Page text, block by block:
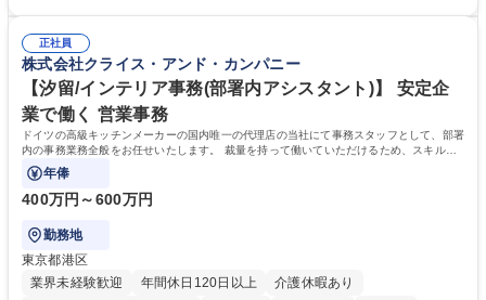
添ってサービス提供できることが魅力 募集職種 【リモート/カスタマーサ
クセス】平日夕方以降を中心にリモートワークで対応
境に貢献したい■改善提案や改善アクション等新しいことに意欲がある方
【英語（語学力）】■翻訳ツールを用い英語でコミュニケーションをとる
ことに抵抗がない方■英語は話せなくても問題はありませんが、英語が話
せますと、よりチャンスが広がります。※日本語がネイティブレベル必須
学歴・資格 学歴：大学院 大学 高専 短大 専修学校 高校 語学力： 資格：
正社員
株式会社クライス・アンド・カンパニー
【汐留/インテリア事務(部署内アシスタント)】 安定企
業で働く 営業事務
ドイツの高級キッチンメーカーの国内唯一の代理店の当社にて事務スタッフとして、部署
内の事務業務全般をお任せいたします。 裁量を持って働いていただけるため、スキルア
ップも可能です。
年俸
400万円～600万円
勤務地
東京都港区
業界未経験歓迎
年間休日120日以上
介護休暇あり